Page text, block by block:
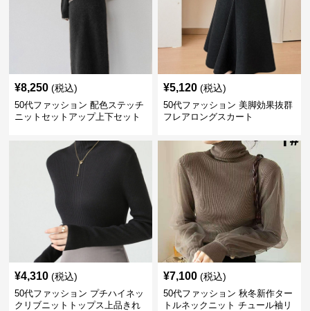
¥8,250 (税込)
50代ファッション 配色ステッチ
ニットセットアップ上下セット
¥5,120 (税込)
50代ファッション 美脚効果抜群
フレアロングスカート
¥4,310 (税込)
50代ファッション プチハイネッ
クリブニットトップス上品きれ
¥7,100 (税込)
50代ファッション 秋冬新作ター
トルネックニット チュール袖リ